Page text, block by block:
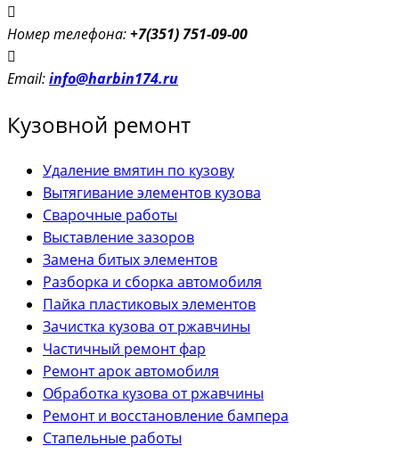
Номер телефона:+7(351) 751-09-00
Email:info@harbin174.ru
Кузовной ремонт
Удаление вмятин по кузову
Вытягивание элементов кузова
Сварочные работы
Выставление зазоров
Замена битых элементов
Разборка и сборка автомобиля
Пайка пластиковых элементов
Зачистка кузова от ржавчины
Частичный ремонт фар
Ремонт арок автомобиля
Обработка кузова от ржавчины
Ремонт и восстановление бампера
Стапельные работы